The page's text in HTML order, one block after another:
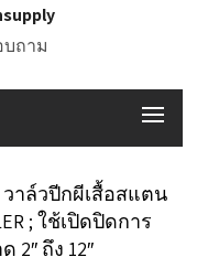
ถาม
วาล์วปีกผีเสื้อสแตน
; ใช้เปิดปิดการ
2″ ถึง 12″